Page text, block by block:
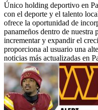
Único holding deportivo en
con el deporte y el talento
ofrece la oportunidad de
panameños dentro de
incrementar y expandir el
proporciona al usuario una
noticias más actualizadas en